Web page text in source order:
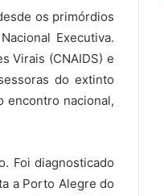
os primórdios
Executiva.
Virais (CNAIDS) e
do extinto
encontro nacional,
Foi diagnosticado
a Porto Alegre do